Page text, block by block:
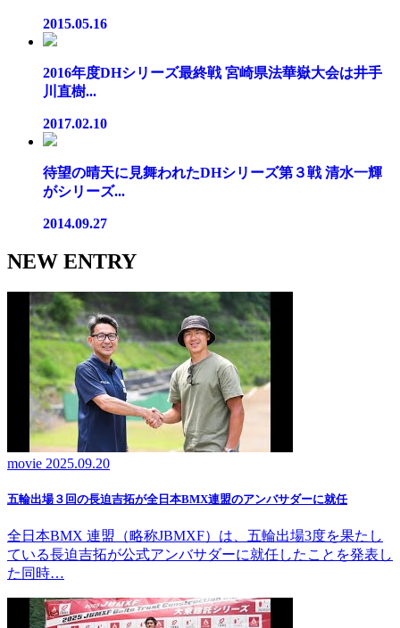
2015.05.16
2016年度DHシリーズ最終戦 宮崎県法華嶽大会は井手
川直樹...
2017.02.10
待望の晴天に見舞われたDHシリーズ第３戦 清水一輝
がシリーズ...
2014.09.27
NEW ENTRY
movie 2025.09.20
五輪出場３回の長迫吉拓が全日本BMX連盟のアンバサダーに就任
全日本BMX 連盟（略称JBMXF）は、五輪出場3度を果たし
ている長迫吉拓が公式アンバサダーに就任したことを発表し
た同時…